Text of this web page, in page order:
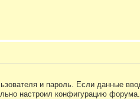
и пароль. Если данные
настроил конфигурацию